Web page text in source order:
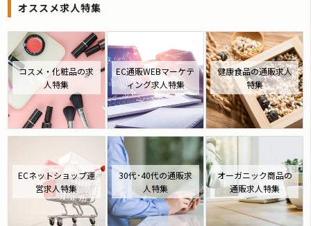
オススメ求人特集
コスメ・化粧品の求
人特集
EC通販WEBマーケテ
ィング求人特集
健康食品の通販求人
特集
ECネットショップ運
営求人特集
30代･40代の通販求
人特集
オーガニック商品の
通販求人特集